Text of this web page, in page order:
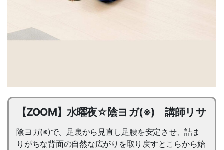
【ZOOM】水曜夜☆陰ヨガ(※) 講師リサ
陰ヨガ(※)で、足裏から見直し足腰を安定させ、詰ま
りがちな背面の自然な広がりを取り戻すとこらから始